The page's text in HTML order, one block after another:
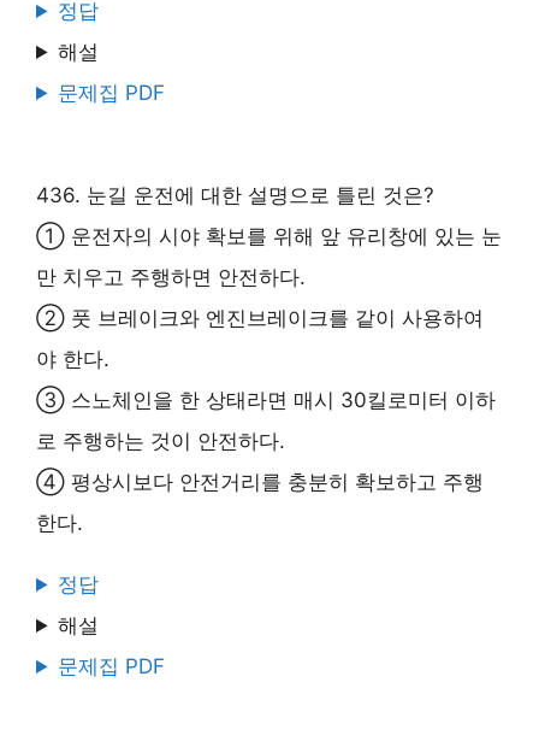
정답
해설
문제집 PDF
436. 눈길 운전에 대한 설명으로 틀린 것은?
① 운전자의 시야 확보를 위해 앞 유리창에 있는 눈
만 치우고 주행하면 안전하다.
② 풋 브레이크와 엔진브레이크를 같이 사용하여
야 한다.
③ 스노체인을 한 상태라면 매시 30킬로미터 이하
로 주행하는 것이 안전하다.
④ 평상시보다 안전거리를 충분히 확보하고 주행
한다.
정답
해설
문제집 PDF